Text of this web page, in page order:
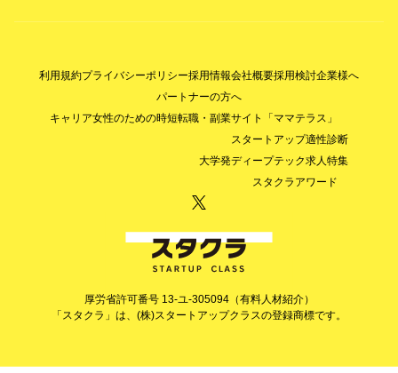
利用規約プライバシーポリシー採用情報会社概要採用検討企業様へ
パートナーの方へ
キャリア女性のための時短転職・副業サイト「ママテラス」
スタートアップ適性診断
大学発ディープテック求人特集
スタクラアワード
厚労省許可番号 13-ユ-305094（有料人材紹介）
「スタクラ」は、(株)スタートアップクラスの登録商標です。